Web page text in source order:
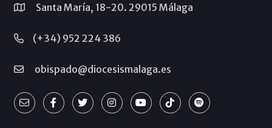
Santa María, 18-20. 29015 Málaga
(+34) 952 224 386
obispado@diocesismalaga.es